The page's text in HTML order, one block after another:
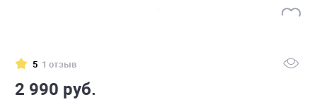
5 1 отзыв
2 990 руб.